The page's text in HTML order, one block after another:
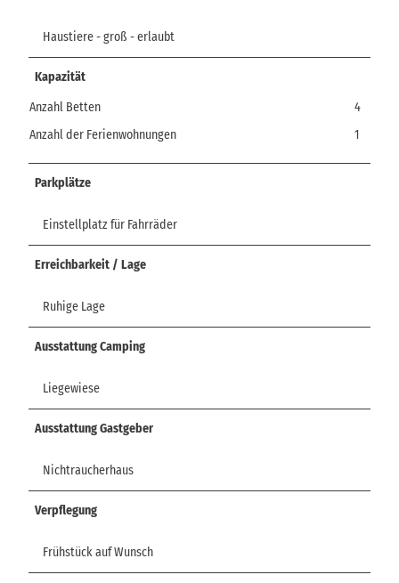
Haustiere - groß - erlaubt
Kapazität
Anzahl Betten
4
Anzahl der Ferienwohnungen
1
Parkplätze
Einstellplatz für Fahrräder
Erreichbarkeit / Lage
Ruhige Lage
Ausstattung Camping
Liegewiese
Ausstattung Gastgeber
Nichtraucherhaus
Verpflegung
Frühstück auf Wunsch